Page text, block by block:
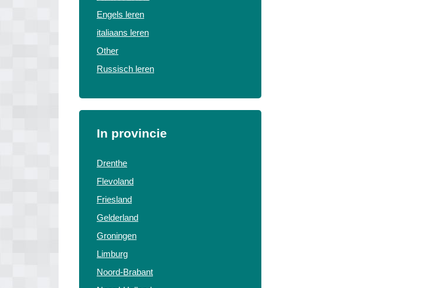
Engels leren
italiaans leren
Other
Russisch leren
In provincie
Drenthe
Flevoland
Friesland
Gelderland
Groningen
Limburg
Noord-Brabant